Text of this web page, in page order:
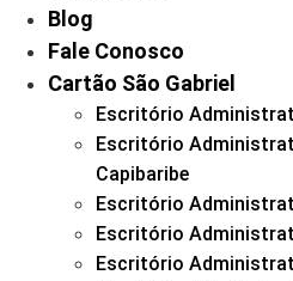
Blog
Fale Conosco
Cartão São Gabriel
Escritório
Escritório
Capibaribe
Escritório
Escritório
Escritório